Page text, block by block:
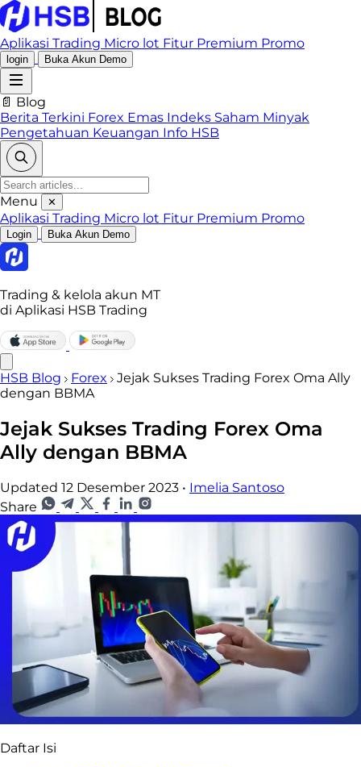
Aplikasi Trading Micro lot Fitur Premium Promo
login Buka Akun Demo
📄 Blog
Berita Terkini Forex Emas Indeks Saham Minyak
Pengetahuan Keuangan Info HSB
Menu ✕
Aplikasi Trading Micro lot Fitur Premium Promo
Login Buka Akun Demo
Trading & kelola akun MT
di Aplikasi HSB Trading
HSB Blog Forex
Jejak Sukses Trading Forex Oma Ally
dengan BBMA
Jejak Sukses Trading Forex Oma
Ally dengan BBMA
Updated 12 Desember 2023 • Imelia Santoso
Share
Daftar Isi